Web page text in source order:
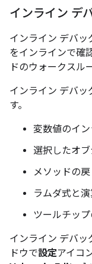
インライン デ
インライン デバッ
をインラインで確
ドのウォークスル
インライン デバッ
す。
変数値のイ
選択したオ
メソッドの
ラムダ式と
ツールチッ
インライン デバ
ドウで設定アイコ